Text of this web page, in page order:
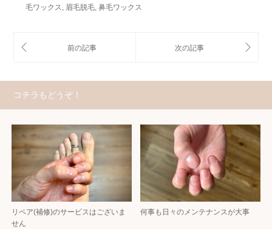
毛ワックス, 眉毛脱毛, 鼻毛ワックス
コチラもどうぞ！
リペア(補修)のサービスはございま
せん
何事も日々のメンテナンスが大事